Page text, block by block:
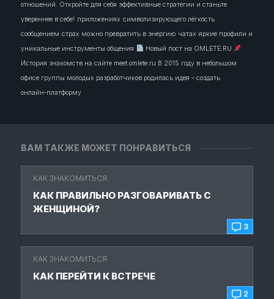
ВАМ ТАКЖЕ МОЖЕТ ПОНРАВИТЬСЯ
3
КАК ЗНАКОМИТЬСЯ
КАК ПРАВИЛЬНО РАЗГОВАРИВАТЬ С
ЖЕНЩИНОЙ?
2
КАК ЗНАКОМИТЬСЯ
КАК ПЕРЕЙТИ К ВСТРЕЧЕ
отношений. Откройте для себя эффективные стратегии и станьте
увереннее в себе! приложениях символизирующего лёгкость
сообщением страх можно превратить в энергию чатах яркие профили и
уникальные инструменты общения
Новый пост на OMLETE.RU
История знакомств на сайте meet.omlete.ru В 2015 году в небольшом
офисе группы молодых разработчиков родилась идея – создать
онлайн‑платформу